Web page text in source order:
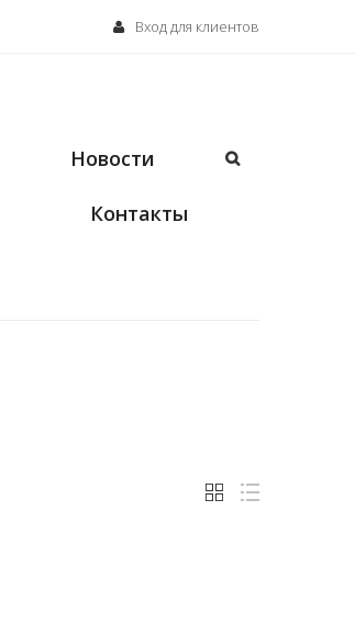
Вход для клиентов
Новости
Контакты